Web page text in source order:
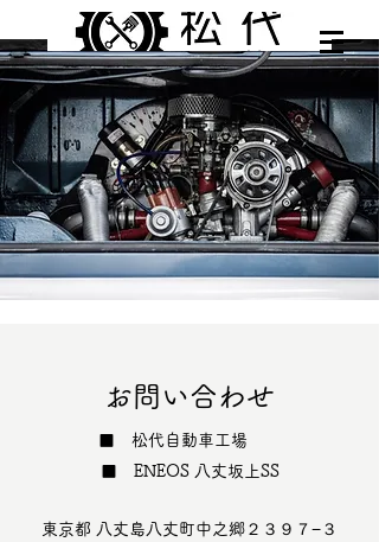
お問い合わせ
■ 松代自動車工場
■ ENEOS 八丈坂上SS
東京都 八丈島八丈町中之郷２３９７−３